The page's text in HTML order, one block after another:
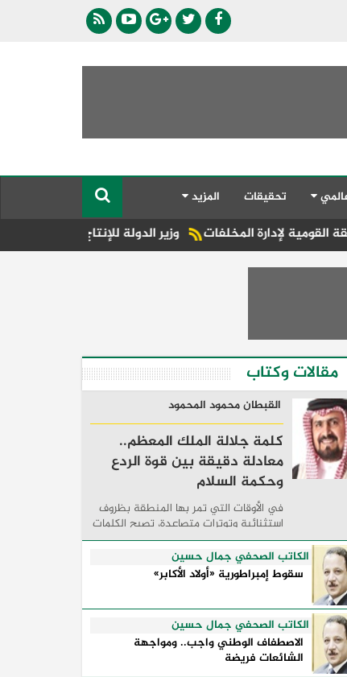
تحقيقات المزيد
وزير الدولة للإنتاج الحربي: زيادة معدلات
مقالات وكتاب
القبطان محمود المحمود
كلمة جلالة الملك المعظم..
معادلة دقيقة بين قوة الردع
وحكمة السلام
في الأوقات التي تمر بها المنطقة بظروف
استثنائية وتوترات متصاعدة، تصبح الكلمات
السياسية أكثر من مجرد مواقف معلنة؛ فهي
تكشف طريقة تفكير الدول، وكيفية إدارتها
للأزمات، والحدود التي تفصل بين القوة ...
الكاتب الصحفي جمال حسين
سقوط إمبراطورية «أولاد الأكابر»
الكاتب الصحفي جمال حسين
الاصطفاف الوطني واجب.. ومواجهة
الشائعات فريضة